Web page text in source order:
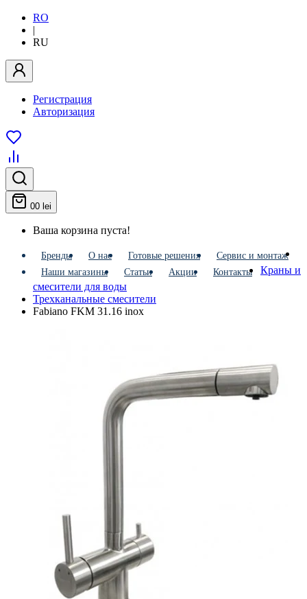
RO
|
RU
Регистрация
Авторизация
00 lei
Ваша корзина пуста!
Бренды О нас Готовые решения
Сервис и монтаж
Наши магазины
Статьи Акции Контакты
Краны и
смесители для воды
Трехканальные смесители
Fabiano FKM 31.16 inox